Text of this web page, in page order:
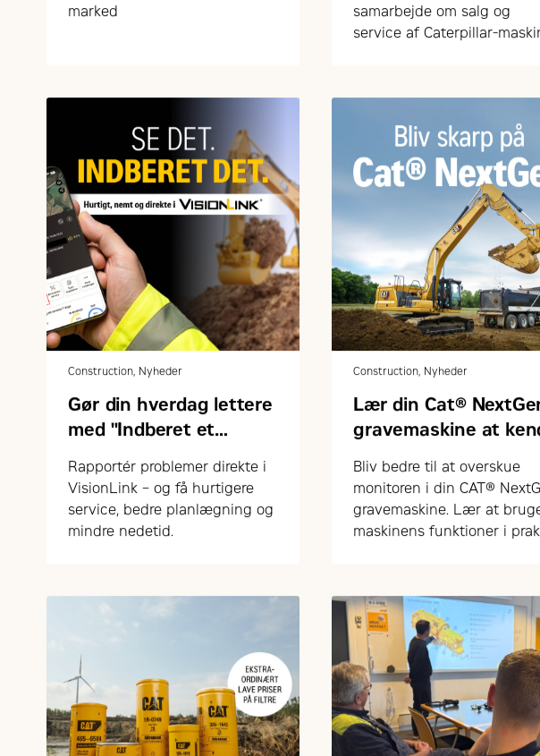
marked
samarbejde om salg og
service af Caterpillar-
Construction, Nyheder
Gør din hverdag lettere
med "Indberet et
Rapportér problemer direkte i
VisionLink – og få hurtigere
service, bedre planlægning og
mindre nedetid.
Construction, Nyheder
Lær din Cat®
gravemaskine at
Bliv bedre til at overskue
monitoren i din CAT®
gravemaskine. Lær at
maskinens funktioner i